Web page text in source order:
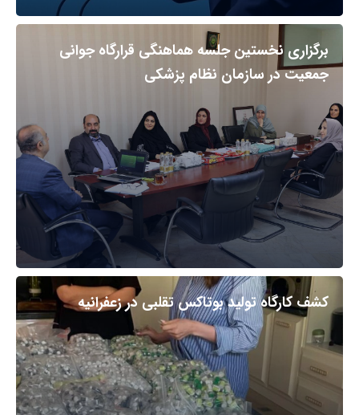
برگزاری نخستین جلسه هماهنگی قرارگاه جوانی
جمعیت در سازمان نظام پزشکی
کشف کارگاه تولید بوتاکس تقلبی در زعفرانیه